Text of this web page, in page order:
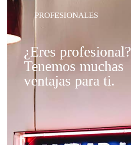
PROFESIONALES
¿Eres profesional?
Tenemos muchas
ventajas para ti.